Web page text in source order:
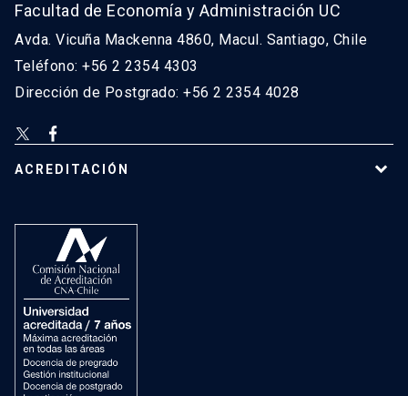
Facultad de Economía y Administración UC
Avda. Vicuña Mackenna 4860, Macul. Santiago, Chile
Teléfono: +56 2 2354 4303
Dirección de Postgrado: +56 2 2354 4028
ACREDITACIÓN